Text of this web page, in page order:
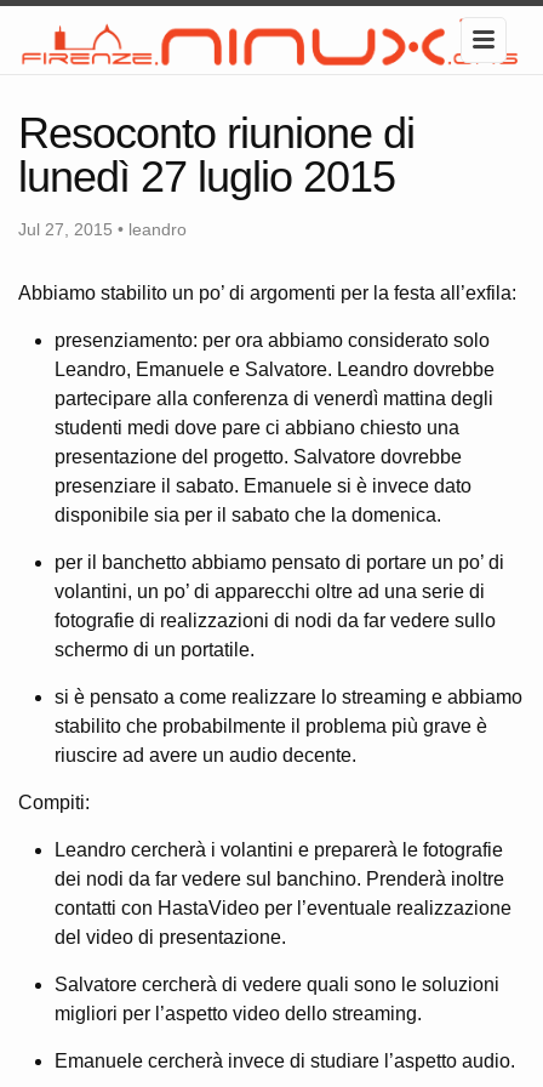
Resoconto riunione di
lunedì 27 luglio 2015
Jul 27, 2015 • leandro
Abbiamo stabilito un po’ di argomenti per la festa all’exfila:
presenziamento: per ora abbiamo considerato solo
Leandro, Emanuele e Salvatore. Leandro dovrebbe
partecipare alla conferenza di venerdì mattina degli
studenti medi dove pare ci abbiano chiesto una
presentazione del progetto. Salvatore dovrebbe
presenziare il sabato. Emanuele si è invece dato
disponibile sia per il sabato che la domenica.
per il banchetto abbiamo pensato di portare un po’ di
volantini, un po’ di apparecchi oltre ad una serie di
fotografie di realizzazioni di nodi da far vedere sullo
schermo di un portatile.
si è pensato a come realizzare lo streaming e abbiamo
stabilito che probabilmente il problema più grave è
riuscire ad avere un audio decente.
Compiti:
Leandro cercherà i volantini e preparerà le fotografie
dei nodi da far vedere sul banchino. Prenderà inoltre
contatti con HastaVideo per l’eventuale realizzazione
del video di presentazione.
Salvatore cercherà di vedere quali sono le soluzioni
migliori per l’aspetto video dello streaming.
Emanuele cercherà invece di studiare l’aspetto audio.